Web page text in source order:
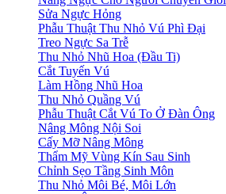
Sửa Ngực Hỏng
Phẫu Thuật Thu Nhỏ Vú Phì Đại
Treo Ngực Sa Trễ
Thu Nhỏ Nhũ Hoa (Đầu Ti)
Cắt Tuyến Vú
Làm Hồng Nhũ Hoa
Thu Nhỏ Quầng Vú
Phẫu Thuật Cắt Vú To Ở Đàn Ông
Nâng Mông Nội Soi
Cấy Mỡ Nâng Mông
Thẩm Mỹ Vùng Kín Sau Sinh
Chỉnh Sẹo Tầng Sinh Môn
Thu Nhỏ Môi Bé, Môi Lớn